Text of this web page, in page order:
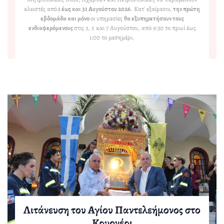
κλειστές από1 έως και 31 Αυγούστου 2026. Κατ' εξαίρεσιν, την πρώτη
εβδομάδα και μόνοοι υπηρεσίες θα εξυπηρετήσουν τους
ενδιαφερόμενουςστις 3, 5 και 7 Αυγούστου, από 9:30 το πρωί έως
1:00 το μεσημέρι.
Αρχιερατικός Εσπερινός στην Ι.Μ. Αγίου
Λιτάνευση του Αγίου Παντελεήμονος στο
Πανηγυρική Θεία Λειτουργία για τα